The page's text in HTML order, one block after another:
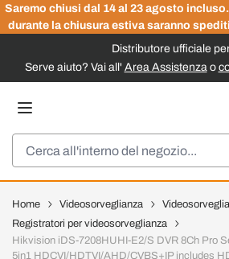
Saremo chiusi dal 14 al 23 agosto
durante la chiusura estiva saranno
Distributore ufficiale
Serve aiuto? Vai all' Area Assistenzao
Home Videosorveglianza
Registratori per videosorveglianza
Hikvision iDS-7208HUHI-E2/S DVR 8Ch Pro
5in1 HDCVI/HDTVI/AHD/CVBS+IP includes